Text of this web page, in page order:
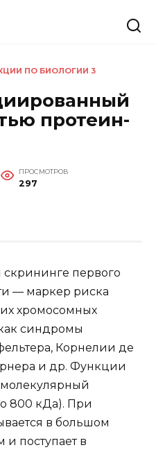
ПО БИОЛОГИИ 3
протеин-
ПРОСМОТРОВ
297
первого
— маркер риска
хромосомных
синдромы
Корнелии де
и др. Функции
800 кДа). При
в большом
и поступает в